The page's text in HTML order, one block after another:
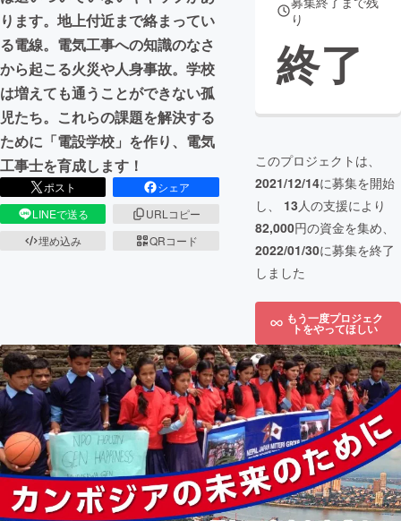
ります。地上付近まで絡まってい
る電線。電気工事への知識のなさ
から起こる火災や人身事故。学校
は増えても通うことができない孤
児たち。これらの課題を解決する
ために「電設学校」を作り、電気
工事士を育成します！
ポスト
シェア
LINEで送る
URLコピー
埋め込み
QRコード
り
終了
このプロジェクトは、
2021/12/14に募集を開始
し、 13人の支援により
82,000円の資金を集め、
2022/01/30に募集を終了
しました
もう一度プロジェク
トをやってほしい